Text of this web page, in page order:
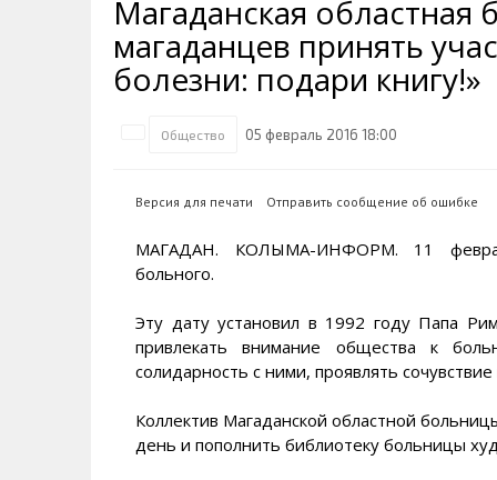
Транспортная инфраструктура
Их надо знать. Галерея славы
Колымы
Магадана и области
Губернатор
Наркоте нет
Аэропорт Магадан
Полицейских не бить
Аварии ДТП
Визит
Магаданская областная
магаданцев принять
болезни: подари книгу!»
Общество 05 февраль 2016 18:00
Версия для печати Отправить сообщение об ошибке
МАГАДАН. КОЛЫМА-ИНФОРМ. 11
больного.
Эту дату установил в 1992 году Папа
привлекать внимание общества к
солидарность с ними, проявлять
Коллектив Магаданской областной
день и пополнить библиотеку больницы